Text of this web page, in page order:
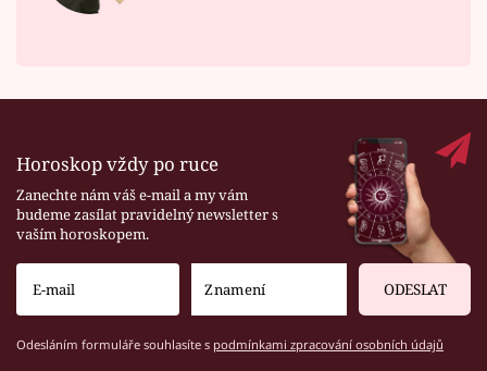
Horoskop vždy po ruce
Zanechte nám váš e-mail a my vám
budeme zasílat pravidelný newsletter s
vaším horoskopem.
ODESLAT
Odesláním formuláře souhlasíte s podmínkami zpracování osobních údajů